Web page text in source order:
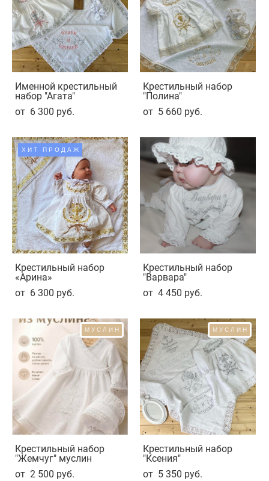
Именной крестильный
набор "Агата"
от 6 300 pуб.
Крестильный набор
"Полина"
от 5 660 pуб.
ХИТ ПРОДАЖ
Крестильный набор
«Арина»
от 6 300 pуб.
Крестильный набор
"Варвара"
от 4 450 pуб.
МУСЛИН
Крестильный набор
"Жемчуг" муслин
от 2 500 pуб.
МУСЛИН
Крестильный набор
"Ксения"
от 5 350 pуб.